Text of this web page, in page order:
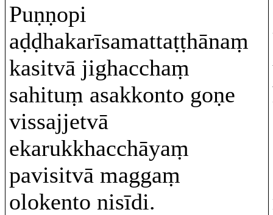
Puṇṇopi
aḍḍhakarīsamattaṭṭhānaṃ
kasitvā jighacchaṃ
sahituṃ asakkonto goṇe
vissajjetvā
ekarukkhacchāyaṃ
pavisitvā maggaṃ
olokento nisīdi.